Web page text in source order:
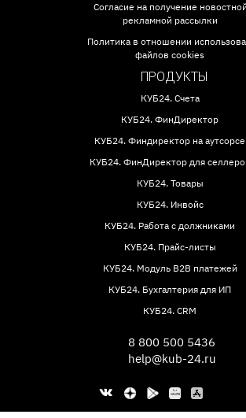
Согласие на получение
рекламной рассылки
Политика в отношении
файлов cookies
ПРОДУКТЫ
КУБ24. Счета
КУБ24. ФинДиректор
КУБ24. Финдиректор на аутсорсе
КУБ24. ФинДиректор для
КУБ24. Товары
КУБ24. Инвойс
КУБ24. Работа с должниками
КУБ24. Прайс-листы
КУБ24. Модуль B2B платежей
КУБ24. Бухгалтерия для ИП
КУБ24. CRM
8 800 500 5436
help@kub-24.ru